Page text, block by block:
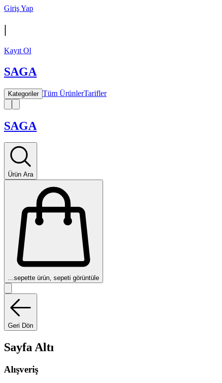
Giriş Yap
|
Kayıt Ol
SAGA
Kategoriler Tüm ÜrünlerTarifler
SAGA
Ürün Ara
...sepette ürün, sepeti görüntüle
Geri Dön
Sayfa Altı
Alışveriş